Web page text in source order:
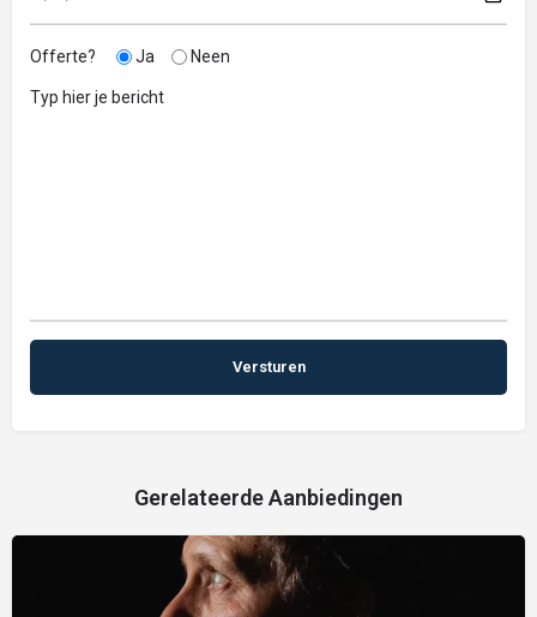
Offerte? Ja Neen
Gerelateerde Aanbiedingen